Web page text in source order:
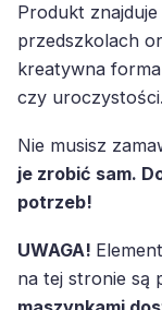
Produkt
przedszkolach
kreatywna
czy uroczystości.
Nie musisz
je zrobić sam.
potrzeb!
UWAGA!
na tej stronie są